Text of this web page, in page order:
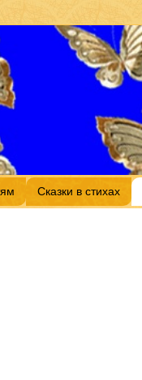
Сказки в стихах